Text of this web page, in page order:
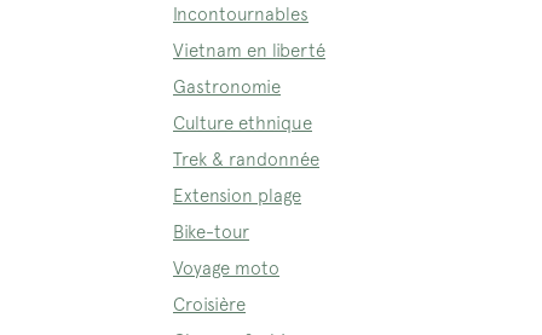
Incontournables
Vietnam en liberté
Gastronomie
Culture ethnique
Trek & randonnée
Extension plage
Bike-tour
Voyage moto
Croisière